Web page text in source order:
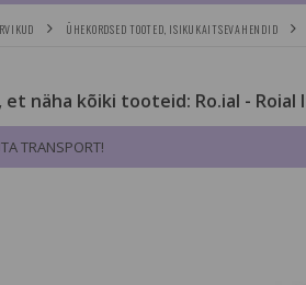
ÜHEKORDSED TOOTED, ISIKUKAITSEVAHENDID
et näha kõiki tooteid: Ro.ial - Roial
TRANSPORT!